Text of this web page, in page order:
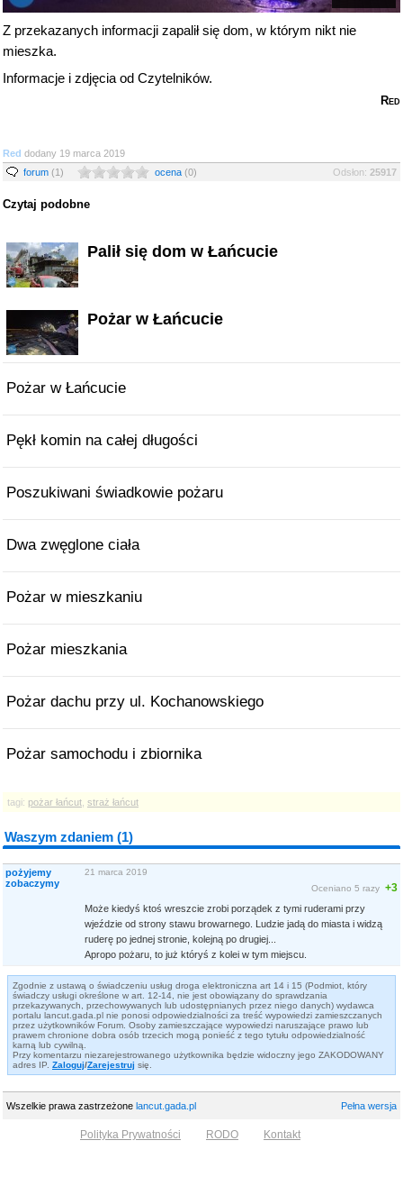
Z przekazanych informacji zapalił się dom, w którym nikt nie
mieszka.
Informacje i zdjęcia od Czytelników.
Red
Red dodany 19 marca 2019
forum (1) ocena (0) Odsłon: 25917
Czytaj podobne
Palił się dom w Łańcucie
Pożar w Łańcucie
Pożar w Łańcucie
Pękł komin na całej długości
Poszukiwani świadkowie pożaru
Dwa zwęglone ciała
Pożar w mieszkaniu
Pożar mieszkania
Pożar dachu przy ul. Kochanowskiego
Pożar samochodu i zbiornika
tagi: pożar łańcut straż łańcut
Waszym zdaniem (1)
pożyjemy
zobaczymy
21 marca 2019
Oceniano 5 razy +3
Może kiedyś ktoś wreszcie zrobi porządek z tymi ruderami przy
wjeździe od strony stawu browarnego. Ludzie jadą do miasta i widzą
ruderę po jednej stronie, kolejną po drugiej...
Apropo pożaru, to już któryś z kolei w tym miejscu.
Zgodnie z ustawą o świadczeniu usług droga elektroniczna art 14 i 15 (Podmiot, który
świadczy usługi określone w art. 12-14, nie jest obowiązany do sprawdzania
przekazywanych, przechowywanych lub udostępnianych przez niego danych) wydawca
portalu lancut.gada.pl nie ponosi odpowiedzialności za treść wypowiedzi zamieszczanych
przez użytkowników Forum. Osoby zamieszczające wypowiedzi naruszające prawo lub
prawem chronione dobra osób trzecich mogą ponieść z tego tytułu odpowiedzialność
karną lub cywilną.
Przy komentarzu niezarejestrowanego użytkownika będzie widoczny jego ZAKODOWANY
adres IP. Zaloguj/Zarejestruj się.
Wszelkie prawa zastrzeżone lancut.gada.pl Pełna wersja
Polityka Prywatności RODO Kontakt